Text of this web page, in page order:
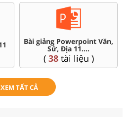
Chuyên đề dạy thêm Toán,
Lí, Hóa ...11
( 93tài liệu )
XEM TẤT CẢ